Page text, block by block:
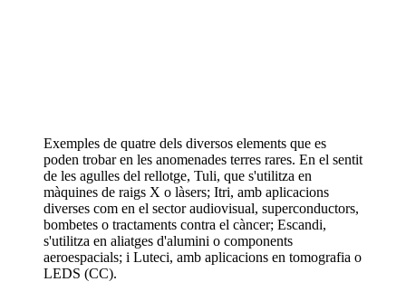
Exemples de quatre dels diversos elements que es
poden trobar en les anomenades terres rares. En el sentit
de les agulles del rellotge, Tuli, que s'utilitza en
màquines de raigs X o làsers; Itri, amb aplicacions
diverses com en el sector audiovisual, superconductors,
bombetes o tractaments contra el càncer; Escandi,
s'utilitza en aliatges d'alumini o components
aeroespacials; i Luteci, amb aplicacions en tomografia o
LEDS (CC).